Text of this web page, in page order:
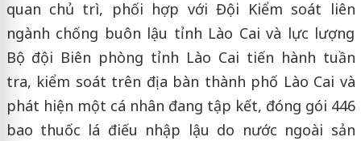
quan chủ trì, phối hợp với Đội Kiểm soát liên
ngành chống buôn lậu tỉnh Lào Cai và lực lượng
Bộ đội Biên phòng tỉnh Lào Cai tiến hành tuần
tra, kiểm soát trên địa bàn thành phố Lào Cai và
phát hiện một cá nhân đang tập kết, đóng gói 446
bao thuốc lá điếu nhập lậu do nước ngoài sản